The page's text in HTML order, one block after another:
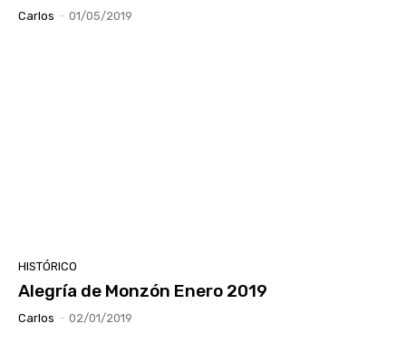
Carlos - 01/05/2019
HISTÓRICO
Alegría de Monzón Enero 2019
Carlos - 02/01/2019